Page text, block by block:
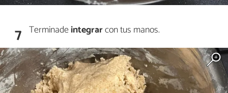
7 Terminadeintegrarcon tus manos.